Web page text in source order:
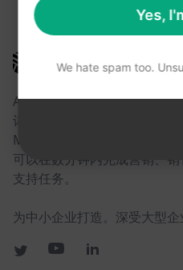
以下链接可
AIPRM
AIPRM 是一款提示词管理工
词库。借助面向 ChatGPT、
Midjourney、GPT Image 等
可以在数分钟内完成营销、
支持任务。
为中小企业打造。深受大型企
Yes,
We hate spam too.